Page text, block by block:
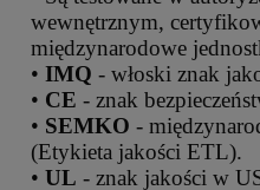
wewnętrznym,
międzynarodowe
• IMQ - włoski znak
• CE - znak
• SEMKO -
(Etykieta jakości ETL).
• UL - znak jakości w